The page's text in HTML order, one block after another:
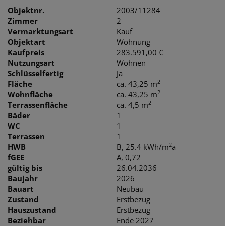
Objektnr.
2003/11284
Zimmer
2
Vermarktungsart
Kauf
Objektart
Wohnung
Kaufpreis
283.591,00 €
Nutzungsart
Wohnen
Schlüsselfertig
Ja
Fläche
ca. 43,25 m2
Wohnfläche ca. 43,25 m2
Terrassenfläche ca. 4,5 m2
Bäder
1
WC
1
Terrassen
1
HWB
B, 25.4 kWh/m2a
fGEE
A, 0,72
gültig bis
26.04.2036
Baujahr
2026
Bauart
Neubau
Zustand
Erstbezug
Hauszustand
Erstbezug
Beziehbar
Ende 2027